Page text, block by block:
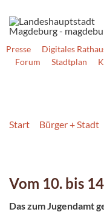
Presse Digitales
Forum
Stadtplan
Start Bürger + Stadt
Vom 10. bis
Das zum Jugendamt